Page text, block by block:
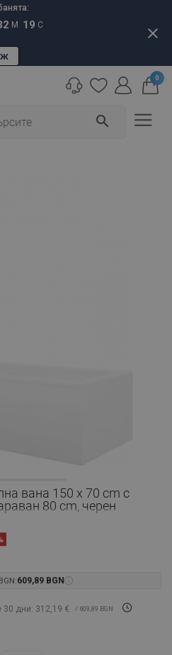
М 18 С close
search
0
вана 150 x 70 cm с
80 cm, черен
609,89 BGN
30 дни: 312,19 € / 609,89 BGN